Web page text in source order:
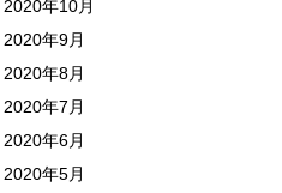
2020年10月
2020年9月
2020年8月
2020年7月
2020年6月
2020年5月